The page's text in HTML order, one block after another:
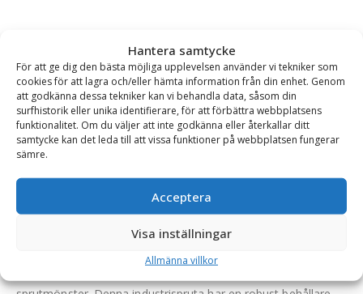
Hantera samtycke
För att ge dig den bästa möjliga upplevelsen använder vi tekniker som
cookies för att lagra och/eller hämta information från din enhet. Genom
att godkänna dessa tekniker kan vi behandla data, såsom din
surfhistorik eller unika identifierare, för att förbättra webbplatsens
funktionalitet. Om du väljer att inte godkänna eller återkallar ditt
samtycke kan det leda till att vissa funktioner på webbplatsen fungerar
sämre.
Acceptera
Visa inställningar
Allmänna villkor
Handspruta Gloria G-89 – för kallavfettning, kapacitet
1 liter
Gloria G-89 är en stark specialspruta med ett justerbart
munstycke som gör det enkelt att rengöra annars
svåråtkomliga områden. Användbar oavsett om det är på